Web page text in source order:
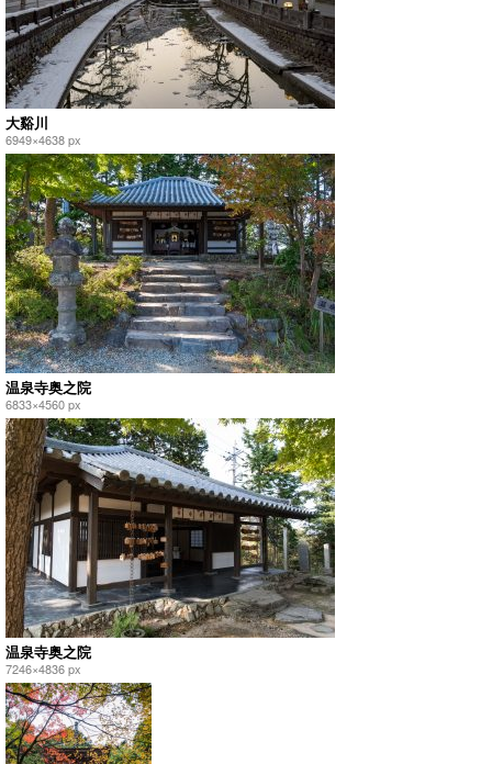
大谿川
6949×4638 px
温泉寺奥之院
6833×4560 px
温泉寺奥之院
7246×4836 px